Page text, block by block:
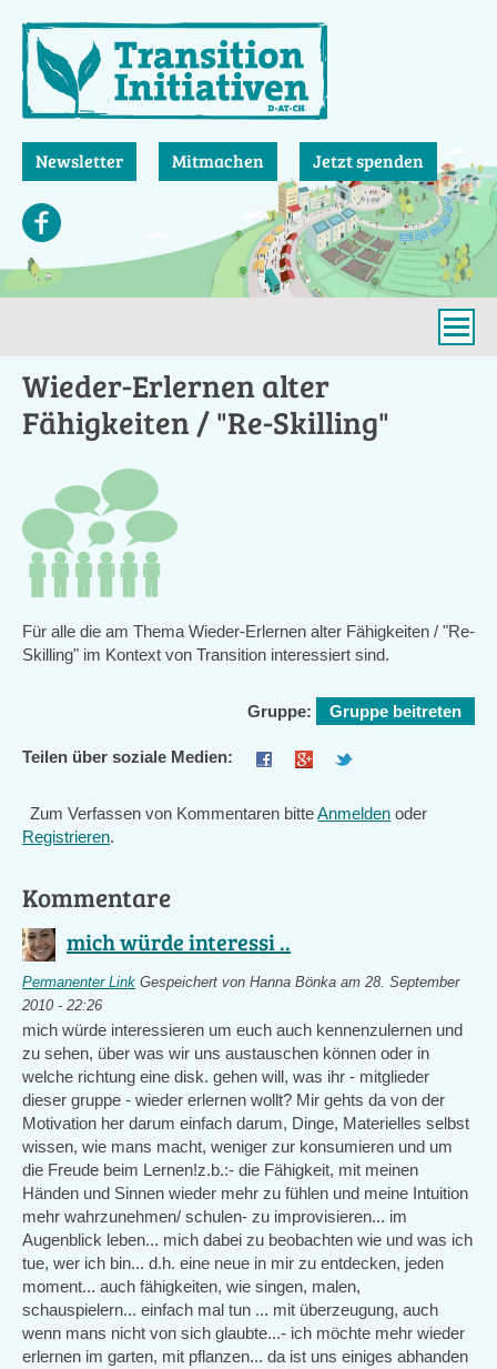
zum
Inhalt
Newsletter Mitmachen Jetzt spenden
Wieder-Erlernen alter
Fähigkeiten / "Re-Skilling"
Für alle die am Thema Wieder-Erlernen alter Fähigkeiten / "Re-
Skilling" im Kontext von Transition interessiert sind.
Gruppe: Gruppe beitreten
Teilen über soziale Medien:
Zum Verfassen von Kommentaren bitteAnmelden oder
Registrieren.
Kommentare
mich würde interessi ..
Permanenter Link Gespeichert von Hanna Bönka am 28. September
2010 - 22:26
mich würde interessieren um euch auch kennenzulernen und
zu sehen, über was wir uns austauschen können oder in
welche richtung eine disk. gehen will, was ihr - mitglieder
dieser gruppe - wieder erlernen wollt? Mir gehts da von der
Motivation her darum einfach darum, Dinge, Materielles selbst
wissen, wie mans macht, weniger zur konsumieren und um
die Freude beim Lernen!z.b.:- die Fähigkeit, mit meinen
Händen und Sinnen wieder mehr zu fühlen und meine Intuition
mehr wahrzunehmen/ schulen- zu improvisieren... im
Augenblick leben... mich dabei zu beobachten wie und was ich
tue, wer ich bin... d.h. eine neue in mir zu entdecken, jeden
moment... auch fähigkeiten, wie singen, malen,
schauspielern... einfach mal tun ... mit überzeugung, auch
wenn mans nicht von sich glaubte...- ich möchte mehr wieder
erlernen im garten, mit pflanzen... da ist uns einiges abhanden